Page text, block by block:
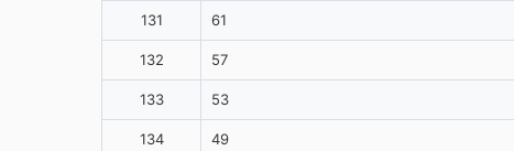
131 61
132 57
133 53
134 49